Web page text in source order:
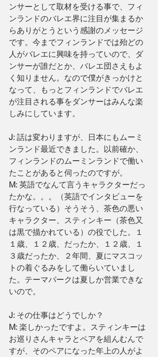
ンサーとして取材を受ける事で、フィ
ンランドのバレエ界に注目が集まるか
らありがとうという感謝のメッセージ
です。今までフィンランドでは殆どの
人がバレエに興味を持っていので、ダ
ンサーが誰だとか、バレエ団さえもよ
く知りません。なので僕がきっかけと
なって、もっとフィンランドでバレエ
が注目される事をダンサーはみんな楽
しみにしています。
J: 話は変わりますが、日本にもムーミ
ンランド最近できました。以前確か、
フィンランドのムーミンランドで働い
たことがあると伺ったのですが。
M: 英語でなんて言うキャラクターだっ
たかな。。。（英語でインタビューを
行なっている）そうそう、茶色の悪い
キャラクター、スティンキー（茶色又
は黒で描かれている）の役でした。１
１歳、１２歳、だったか、１２歳、１
３歳だったか、２年間、夏にマスコッ
トの着ぐるみをして働らいていまし
た。テーマパークは夏しか営業できな
いので。
J: その仕事はどうでしか？
M: 楽しかったですよ。スティンキーは
お巡りさんキャラとペアを組んむんで
すが、そのペアになった年上の人がよ